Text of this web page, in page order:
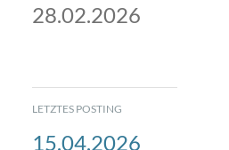
28.02.2026
LETZTES POSTING
15.04.2026